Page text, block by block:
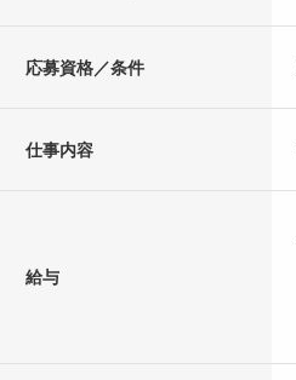
応募資格／条件
仕事内容
給与